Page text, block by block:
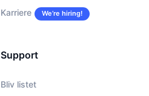
Karriere We’re hiring!
Support
Bliv listet